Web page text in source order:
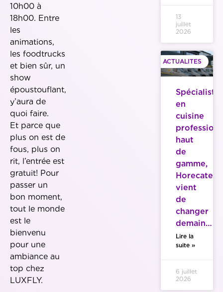
10h00 à
18h00. Entre
les
animations,
les foodtrucks
et bien sûr, un
show
époustouflant,
y’aura de
quoi faire.
Et parce que
plus on est de
fous, plus on
rit, l’entrée est
gratuit! Pour
passer un
bon moment,
tout le monde
est le
bienvenu
pour une
ambiance au
top chez
LUXFLY.
13
juillet
2026
ACTUALITES
Spécialiste
en
cuisine
haut
de
gamme,
Horecatech
vient
de
changer
demain…
Lire la
suite »
6 juillet
2026